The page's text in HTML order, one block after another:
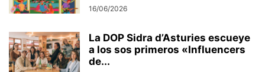
16/06/2026
La DOP Sidra d’Asturies escueye
a los sos primeros «Influencers
de...